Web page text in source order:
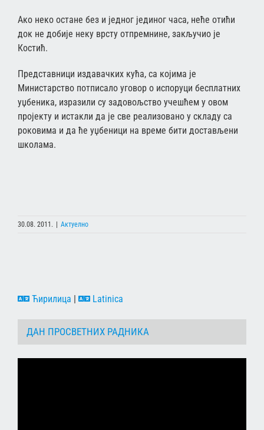
Ако неко остане без и једног јединог часа, неће отићи
док не добије неку врсту отпремнине, закључио је
Костић.
Представници издавачких кућа, са којима је
Министарство потписало уговор о испоруци бесплатних
уџбеника, изразили су задовољство учешћем у овом
пројекту и истакли да је све реализовано у складу са
роковима и да ће уџбеници на време бити достављени
школама.
30.08. 2011. | Актуелно
Ћирилица | Latinica
ДАН ПРОСВЕТНИХ РАДНИКА